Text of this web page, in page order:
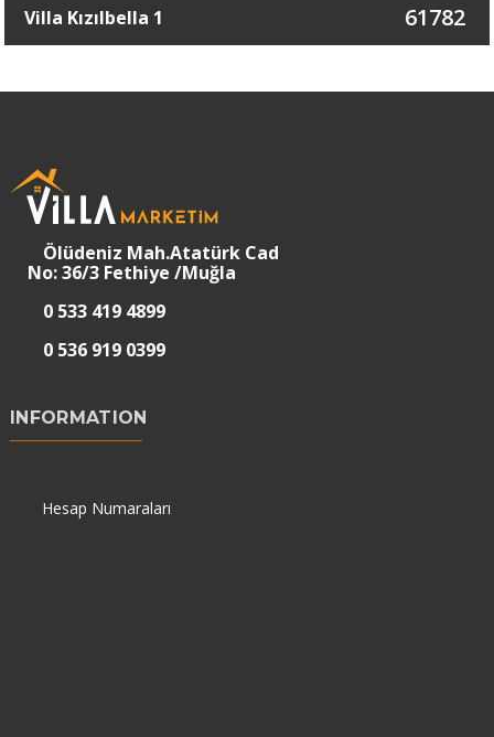
Villa Kızılbella 1 61782
Ölüdeniz Mah.Atatürk Cad
No: 36/3 Fethiye /Muğla
0 533 419 4899
0 536 919 0399
INFORMATION
Hesap Numaraları